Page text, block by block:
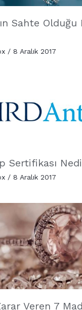
Sahte Olduğu
/ 8 Aralık 2017
Sertifikası
/ 8 Aralık 2017
Veren 7